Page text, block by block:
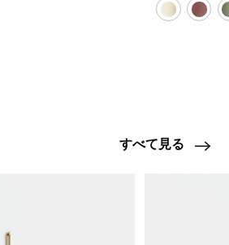
ック
/products/shelving-system-
すべて見る